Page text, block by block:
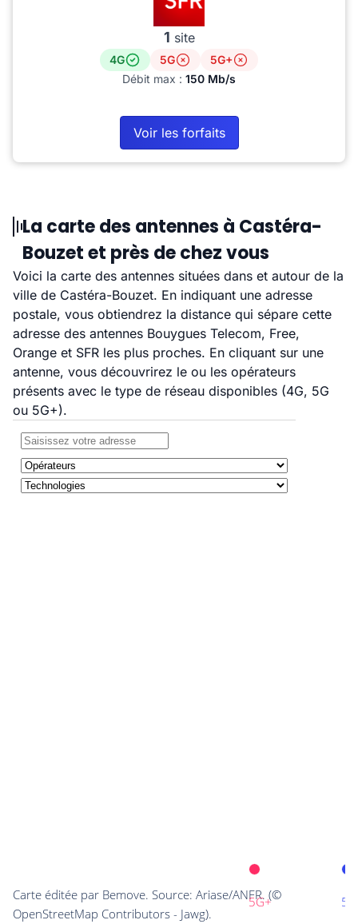
1 site
4G 5G
5G+
Débit max : 150 Mb/s
Voir les forfaits
La carte des antennes à Castéra-
Bouzet et près de chez vous
Voici la carte des antennes situées dans et autour de la
ville de Castéra-Bouzet. En indiquant une adresse
postale, vous obtiendrez la distance qui sépare cette
adresse des antennes Bouygues Telecom, Free,
Orange et SFR les plus proches. En cliquant sur une
antenne, vous découvrirez le ou les opérateurs
présents avec le type de réseau disponibles (4G, 5G
ou 5G+).